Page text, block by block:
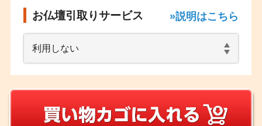
お仏壇引取りサービス »説明はこちら